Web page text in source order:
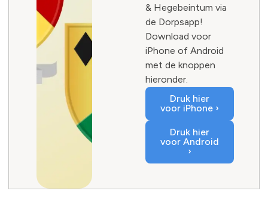
& Hegebeintum via
de Dorpsapp!
Download voor
iPhone of Android
met de knoppen
hieronder.
Druk hier
voor iPhone ›
Druk hier
voor Android
›